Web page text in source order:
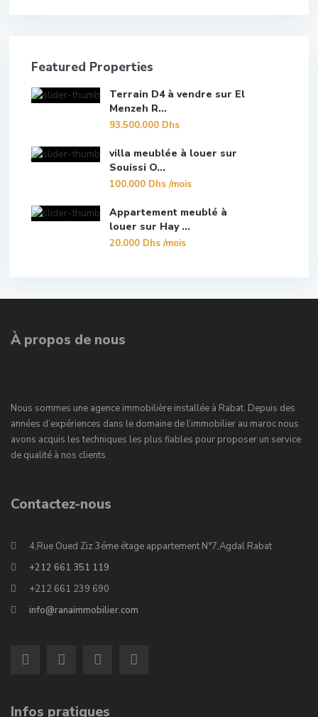
Featured Properties
Terrain D4 à vendre sur El
Menzeh R...
93.500.000 Dhs
villa meublée à louer sur
Souissi O...
100.000 Dhs/mois
Appartement meublé à
louer sur Hay ...
20.000 Dhs/mois
À propos de nous
Nous sommes une agence immobilière installée à Rabat. Depuis des
années d’expériences dans le domaine de l’immobilier au maroc nous
avons acquis les techniques les plus fiables pour proposer un service
de qualité à nos clients.
Contactez-nous
4,Rue Oued Ziz 3éme étage appartement N°7,Agdal Rabat
+212 661 351 119
+212 661 239 690
info@ranaimmobilier.com
Infos pratiques